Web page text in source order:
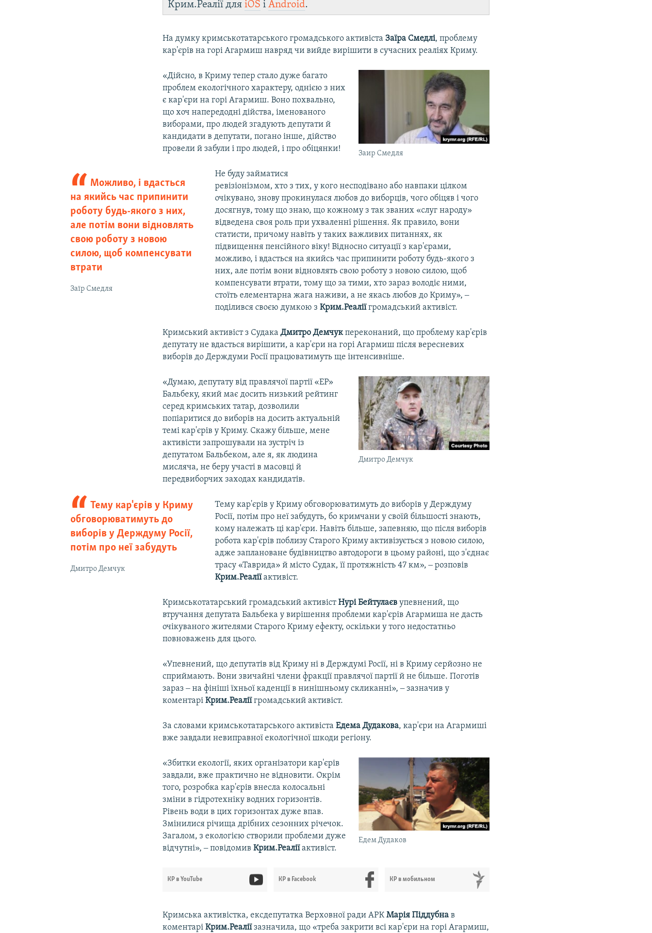
Крим.Реалії дляiOS іAndroid.
На думку кримськотатарського громадського активіста Заїра Смедлі, проблему
кар'єрів на горі Агармиш навряд чи вийде вирішити в сучасних реаліях Криму.
Заир Смедля
«Дійсно, в Криму тепер стало дуже багато
проблем екологічного характеру, однією з них
є кар'єри на горі Агармиш. Воно похвально,
що хоч напередодні дійства, іменованого
виборами, про людей згадують депутати й
кандидати в депутати, погано інше, дійство
провели й забули і про людей, і про обіцянки!
Можливо, і вдасться
на якийсь час припинити
роботу будь-якого з них,
але потім вони відновлять
свою роботу з новою
силою, щоб компенсувати
втрати
Заїр Смедля
Не буду займатися
ревізіонізмом, хто з тих, у кого несподівано або навпаки цілком
очікувано, знову прокинулася любов до виборців, чого обіцяв і чого
досягнув, тому що знаю, що кожному з так званих «слуг народу»
відведена своя роль при ухваленні рішення. Як правило, вони
статисти, причому навіть у таких важливих питаннях, як
підвищення пенсійного віку! Відносно ситуації з кар'єрами,
можливо, і вдасться на якийсь час припинити роботу будь-якого з
них, але потім вони відновлять свою роботу з новою силою, щоб
компенсувати втрати, тому що за тими, хто зараз володіє ними,
стоїть елементарна жага наживи, а не якась любов до Криму», ‒
поділився своєю думкою з Крим.Реаліїгромадський активіст.
Кримський активіст з СудакаДмитро Демчукпереконаний, що проблему кар'єрів
депутату не вдасться вирішити, а кар'єри на горі Агармиш після вересневих
виборів до Держдуми Росії працюватимуть ще інтенсивніше.
Дмитро Демчук
«Думаю, депутату від правлячої партії «ЕР»
Бальбеку, який має досить низький рейтинг
серед кримських татар, дозволили
попіаритися до виборів на досить актуальній
темі кар'єрів у Криму. Скажу більше, мене
активісти запрошували на зустріч із
депутатом Бальбеком, але я, як людина
мисляча, не беру участі в масовці й
передвиборчих заходах кандидатів.
Тему кар'єрів у Криму
обговорюватимуть до
виборів у Держдуму Росії,
потім про неї забудуть
Дмитро Демчук
Тему кар'єрів у Криму обговорюватимуть до виборів у Держдуму
Росії, потім про неї забудуть, бо кримчани у своїй більшості знають,
кому належать ці кар'єри. Навіть більше, запевняю, що після виборів
робота кар'єрів поблизу Старого Криму активізується з новою силою,
адже заплановане будівництво автодороги в цьому районі, що з'єднає
трасу «Таврида» й місто Судак, її протяжність 47 км», ‒ розповів
Крим.Реаліїактивіст.
Кримськотатарський громадський активістНурі Бейтулаєв упевнений, що
втручання депутата Бальбека у вирішення проблеми кар'єрів Агармиша не дасть
очікуваного жителями Старого Криму ефекту, оскільки у того недостатньо
повноважень для цього.
«Упевнений, що депутатів від Криму ні в Держдумі Росії, ні в Криму серйозно не
сприймають. Вони звичайні члени фракції правлячої партії й не більше. Поготів
зараз ‒ на фініші їхньої каденції в нинішньому скликанні», ‒ зазначив у
коментаріКрим.Реаліїгромадський активіст.
За словами кримськотатарського активістаЕдема Дудакова, кар'єри на Агармиші
вже завдали невиправної екологічної шкоди регіону.
Едем Дудаков
«Збитки екології, яких організатори кар'єрів
завдали, вже практично не відновити. Окрім
того, розробка кар'єрів внесла колосальні
зміни в гідротехніку водних горизонтів.
Рівень води в цих горизонтах дуже впав.
Змінилися річища дрібних сезонних річечок.
Загалом, з екологією створили проблеми дуже
відчутні», ‒ повідомивКрим.Реаліїактивіст.
КР в YouTube КР в Facebook КР в мобильном
Кримська активістка, ексдепутатка Верховної ради АРКМарія Піддубна в
коментаріКрим.Реаліїзазначила, що «треба закрити всі кар'єри на горі Агармиш,